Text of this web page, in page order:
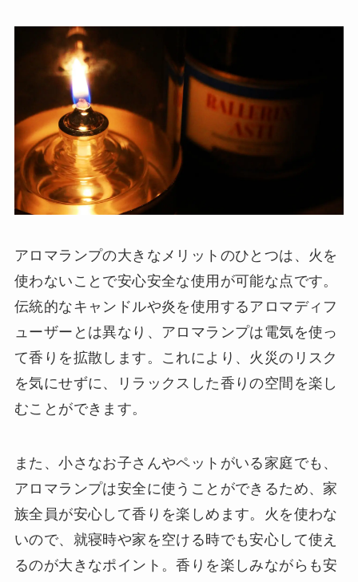
アロマランプの大きなメリットのひとつは、火を
使わないことで安心安全な使用が可能な点です。
伝統的なキャンドルや炎を使用するアロマディフ
ューザーとは異なり、アロマランプは電気を使っ
て香りを拡散します。これにより、火災のリスク
を気にせずに、リラックスした香りの空間を楽し
むことができます。
また、小さなお子さんやペットがいる家庭でも、
アロマランプは安全に使うことができるため、家
族全員が安心して香りを楽しめます。火を使わな
いので、就寝時や家を空ける時でも安心して使え
るのが大きなポイント。香りを楽しみながらも安